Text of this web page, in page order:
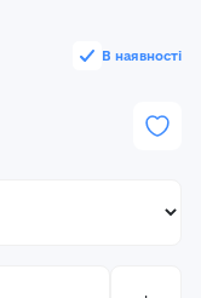
В наявності